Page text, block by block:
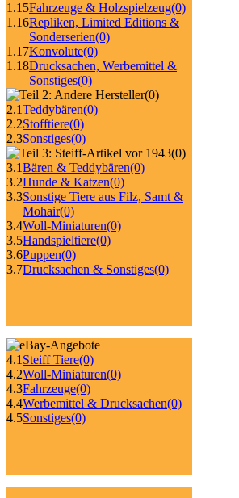
1.15Fahrzeuge & Holzspielzeug(0)
1.16Repliken, Limited Editions &
Sonderserien(0)
1.17Konvolute(0)
1.18Drucksachen, Werbemittel &
Sonstiges(0)
(0)
2.1Teddybären(0)
2.2Stofftiere(0)
2.3Sonstiges(0)
(0)
3.1Bären & Teddybären(0)
3.2Hunde & Katzen(0)
3.3Sonstige Tiere aus Filz, Samt &
Mohair(0)
3.4Woll-Miniaturen(0)
3.5Handspieltiere(0)
3.6Puppen(0)
3.7Drucksachen & Sonstiges(0)
4.1 Steiff Tiere(0)
4.2Woll-Miniaturen(0)
4.3Fahrzeuge(0)
4.4Werbemittel & Drucksachen(0)
4.5Sonstiges(0)